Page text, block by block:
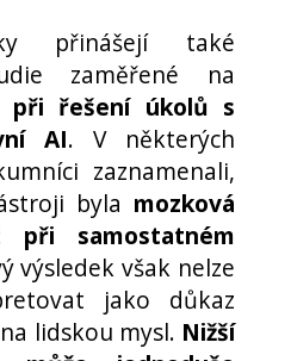
přinášejí také
zaměřené na
při řešení úkolů s
AI. V některých
zaznamenali,
byla mozková
samostatném
výsledek však nelze
jako důkaz
lidskou mysl. Nižší